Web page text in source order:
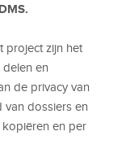
project zijn het
delen en
de privacy van
van dossiers en
en per